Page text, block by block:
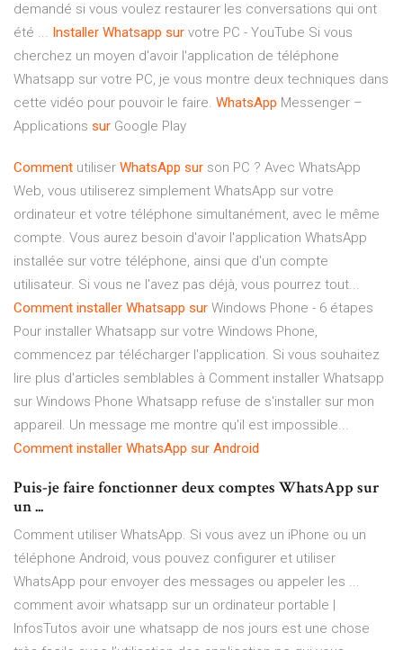
demandé si vous voulez restaurer les conversations qui ont
été ... Installer Whatsapp sur votre PC - YouTube Si vous
cherchez un moyen d'avoir l'application de téléphone
Whatsapp sur votre PC, je vous montre deux techniques dans
cette vidéo pour pouvoir le faire. WhatsApp Messenger –
Applications sur Google Play
Comment utiliser WhatsApp sur son PC ? Avec WhatsApp
Web, vous utiliserez simplement WhatsApp sur votre
ordinateur et votre téléphone simultanément, avec le même
compte. Vous aurez besoin d'avoir l'application WhatsApp
installée sur votre téléphone, ainsi que d'un compte
utilisateur. Si vous ne l'avez pas déjà, vous pourrez tout...
Comment installer Whatsapp sur Windows Phone - 6 étapes
Pour installer Whatsapp sur votre Windows Phone,
commencez par télécharger l'application. Si vous souhaitez
lire plus d'articles semblables à Comment installer Whatsapp
sur Windows Phone Whatsapp refuse de s'installer sur mon
appareil. Un message me montre qu'il est impossible...
Comment installer WhatsApp sur Android
Puis-je faire fonctionner deux comptes WhatsApp sur
un ...
Comment utiliser WhatsApp. Si vous avez un iPhone ou un
téléphone Android, vous pouvez configurer et utiliser
WhatsApp pour envoyer des messages ou appeler les ...
comment avoir whatsapp sur un ordinateur portable |
InfosTutos avoir une whatsapp de nos jours est une chose